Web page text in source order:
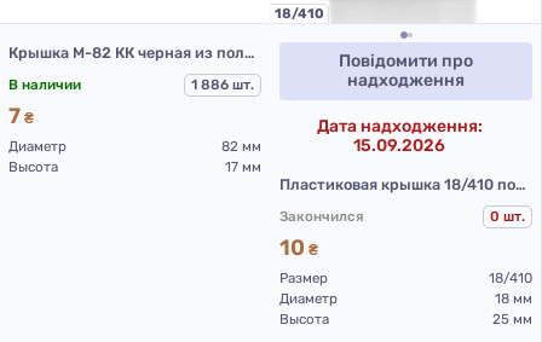
Крышка М-82 КК черная из полиэтилена
В наличии 1 886 шт.
7 ₴
Диаметр
82 мм
Высота
17 мм
18/410
Повідомити про
надходження
Дата надходження:
15.09.2026
Пластиковая крышка 18/410 под металлический шарик (черная)
Закончился 0 шт.
10 ₴
Размер
18/410
Диаметр
18 мм
Высота
25 мм